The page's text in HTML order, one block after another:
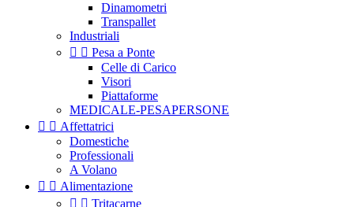
Dinamometri
Transpallet
Industriali
  Pesa a Ponte
Celle di Carico
Visori
Piattaforme
MEDICALE-PESAPERSONE
  Affettatrici
Domestiche
Professionali
A Volano
  Alimentazione
  Tritacarne